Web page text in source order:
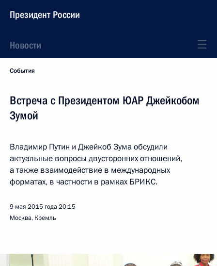
Президент России
Новости
События
Встреча с Президентом ЮАР Джейкобом
Зумой
Владимир Путин и Джейкоб Зума обсудили
актуальные вопросы двусторонних отношений,
а также взаимодействие в международных
форматах, в частности в рамках БРИКС.
9 мая 2015 года20:15
Москва, Кремль